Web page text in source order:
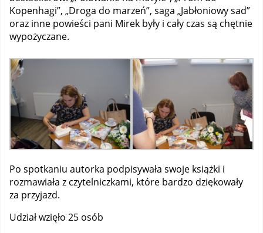
Kopenhagi”, „Droga do marzeń”, saga „Jabłoniowy sad”
oraz inne powieści pani Mirek były i cały czas są chętnie
wypożyczane.
Po spotkaniu autorka podpisywała swoje książki i
rozmawiała z czytelniczkami, które bardzo dziękowały
za przyjazd.
Udział wzięło 25 osób